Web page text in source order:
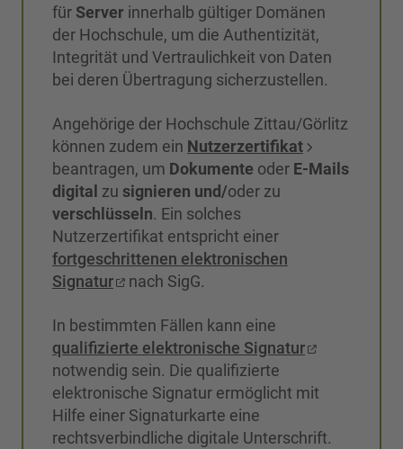
für Server innerhalb gültiger Domänen
der Hochschule, um die Authentizität,
Integrität und Vertraulichkeit von Daten
bei deren Übertragung sicherzustellen.
Angehörige der Hochschule Zittau/Görlitz
können zudem ein Nutzerzertifikat
beantragen, um Dokumente oder E-Mails
digital zu signieren und/oder zu
verschlüsseln. Ein solches
Nutzerzertifikat entspricht einer
fortgeschrittenen elektronischen
Signatur
nach SigG.
In bestimmten Fällen kann eine
qualifizierte elektronische Signatur
notwendig sein. Die qualifizierte
elektronische Signatur ermöglicht mit
Hilfe einer Signaturkarte eine
rechtsverbindliche digitale Unterschrift.